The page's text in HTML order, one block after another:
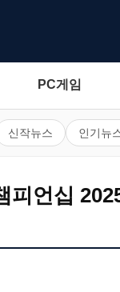
PC게임
신작뉴스 인기뉴
피언십